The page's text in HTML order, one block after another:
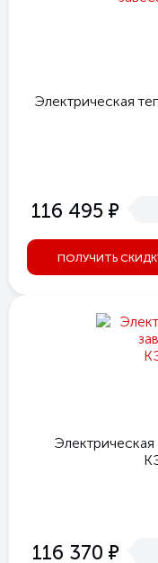
Электрическая
116 495 е
ПОЛУЧИТЬ
116 370 е